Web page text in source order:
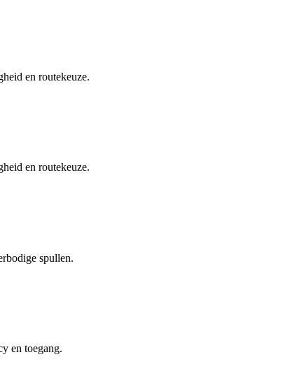
en routekeuze.
en routekeuze.
spullen.
en toegang.